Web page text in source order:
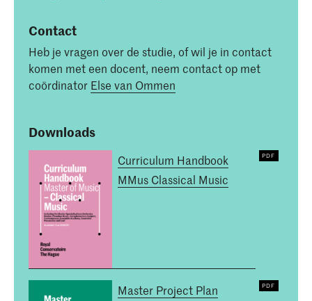
Contact
Heb je vragen over de studie, of wil je in contact
komen met een docent, neem contact op met
coördinator Else van Ommen
Downloads
Curriculum Handbook
MMus Classical Music
Master Project Plan